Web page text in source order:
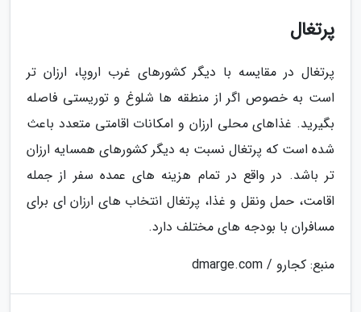
پرتغال
پرتغال در مقایسه با دیگر کشورهای غرب اروپا، ارزان تر
است به خصوص اگر از منطقه ها شلوغ و توریستی فاصله
بگیرید. غذاهای محلی ارزان و امکانات اقامتی متعدد باعث
شده است که پرتغال نسبت به دیگر کشورهای همسایه ارزان
تر باشد. در واقع در تمام هزینه های عمده سفر از جمله
اقامت، حمل ونقل و غذا، پرتغال انتخاب های ارزان ای برای
مسافران با بودجه های مختلف دارد.
منبع: کجارو / dmarge.com